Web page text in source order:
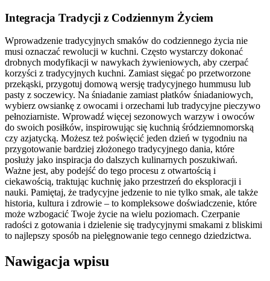
Integracja Tradycji z Codziennym Życiem
Wprowadzenie tradycyjnych smaków do codziennego życia nie
musi oznaczać rewolucji w kuchni. Często wystarczy dokonać
drobnych modyfikacji w nawykach żywieniowych, aby czerpać
korzyści z tradycyjnych kuchni. Zamiast sięgać po przetworzone
przekąski, przygotuj domową wersję tradycyjnego hummusu lub
pasty z soczewicy. Na śniadanie zamiast płatków śniadaniowych,
wybierz owsiankę z owocami i orzechami lub tradycyjne pieczywo
pełnoziarniste. Wprowadź więcej sezonowych warzyw i owoców
do swoich posiłków, inspirowując się kuchnią śródziemnomorską
czy azjatycką. Możesz też poświęcić jeden dzień w tygodniu na
przygotowanie bardziej złożonego tradycyjnego dania, które
posłuży jako inspiracja do dalszych kulinarnych poszukiwań.
Ważne jest, aby podejść do tego procesu z otwartością i
ciekawością, traktując kuchnię jako przestrzeń do eksploracji i
nauki. Pamiętaj, że tradycyjne jedzenie to nie tylko smak, ale także
historia, kultura i zdrowie – to kompleksowe doświadczenie, które
może wzbogacić Twoje życie na wielu poziomach. Czerpanie
radości z gotowania i dzielenie się tradycyjnymi smakami z bliskimi
to najlepszy sposób na pielęgnowanie tego cennego dziedzictwa.
Nawigacja wpisu